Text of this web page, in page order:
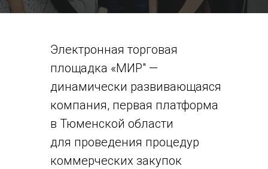
Электронная торговая
площадка «МИР" —
динамически развивающаяся
компания, первая платформа
в Тюменской области
для проведения процедур
коммерческих закупок